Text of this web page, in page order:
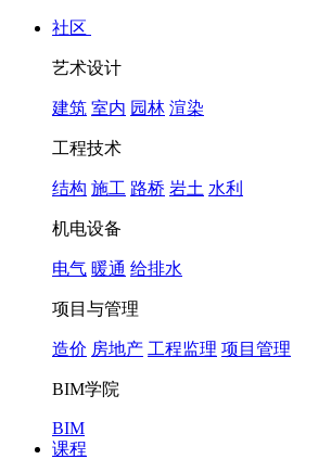
社区
艺术设计
建筑 室内 园林 渲染
工程技术
结构 施工 路桥 岩土 水利
机电设备
电气 暖通 给排水
项目与管理
造价 房地产 工程监理 项目管理
BIM学院
BIM
课程